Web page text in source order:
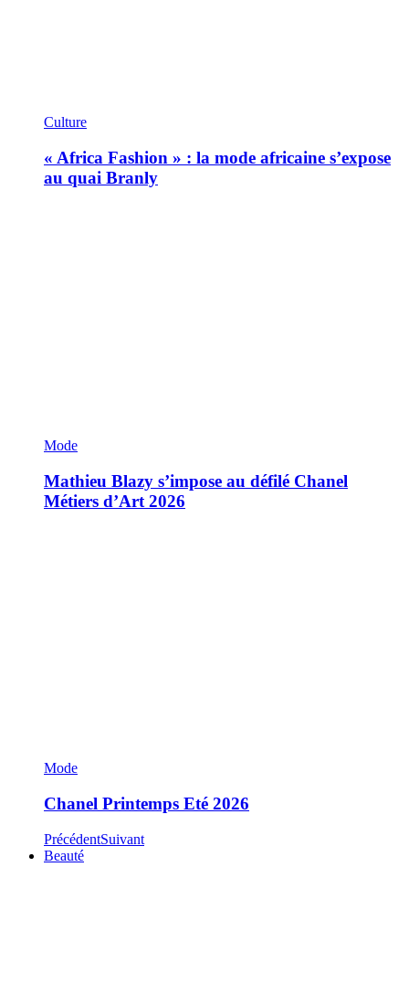
Culture
« Africa Fashion » : la mode africaine s’expose
au quai Branly
Mode
Mathieu Blazy s’impose au défilé Chanel
Métiers d’Art 2026
Mode
Chanel Printemps Eté 2026
PrécédentSuivant
Beauté